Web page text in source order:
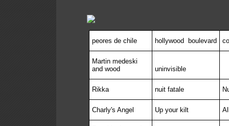
peores de chile hollywood boulevard
Martin medeski
and wood
uninvisible
Rikka nuit fatale
Charly's Angel Up your kilt